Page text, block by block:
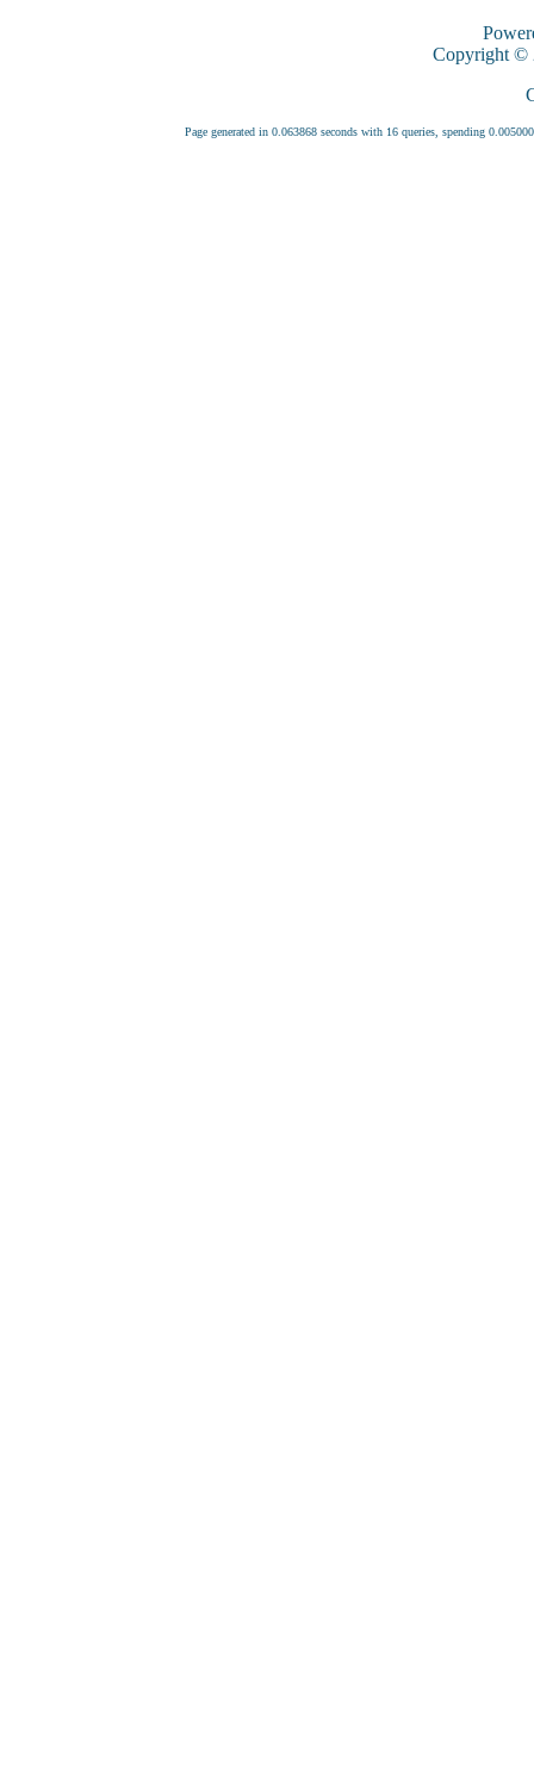
Copyright ©
Page generated in 0.063868 seconds with 16 queries, spending